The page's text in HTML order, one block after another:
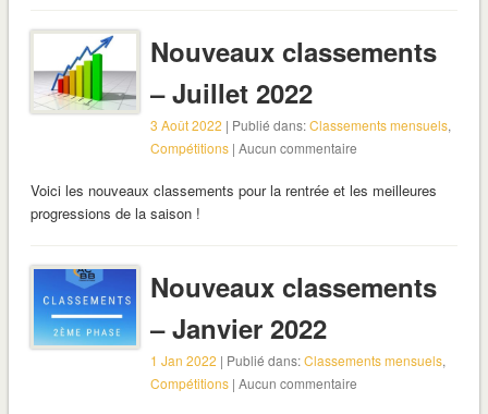
Nouveaux classements
– Juillet 2022
3 Août 2022 | Publié dans:Classements mensuels,
Compétitions | Aucun commentaire
Voici les nouveaux classements pour la rentrée et les meilleures
progressions de la saison !
Nouveaux classements
– Janvier 2022
1 Jan 2022 | Publié dans:Classements mensuels,
Compétitions | Aucun commentaire